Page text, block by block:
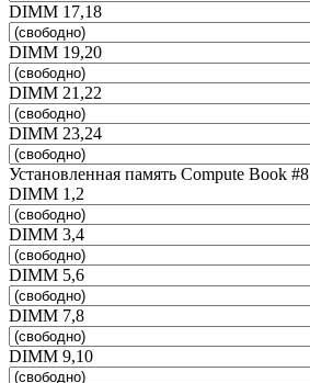
DIMM 17,18
DIMM 19,20
DIMM 21,22
DIMM 23,24
Установленная память Compute Book #8
DIMM 1,2
DIMM 3,4
DIMM 5,6
DIMM 7,8
DIMM 9,10